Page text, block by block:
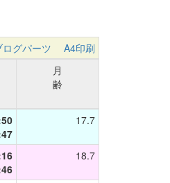
ログパーツ
A4印刷
月
齢
17.7
18.7